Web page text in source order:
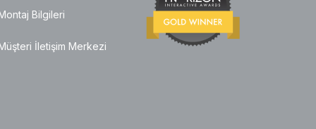
Bilgileri
İletişim Merkezi